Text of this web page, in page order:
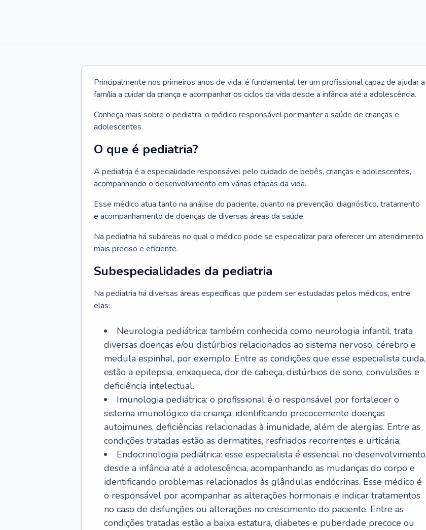
Principalmente nos primeiros anos de vida, é fundamental ter um profissional capaz de ajudar a
família a cuidar da criança e acompanhar os ciclos da vida desde a infância até a adolescência.
Conheça mais sobre o pediatra, o médico responsável por manter a saúde de crianças e
adolescentes.
O que é pediatria?
A pediatria é a especialidade responsável pelo cuidado de bebês, crianças e adolescentes,
acompanhando o desenvolvimento em várias etapas da vida.
Esse médico atua tanto na análise do paciente, quanto na prevenção, diagnóstico, tratamento
e acompanhamento de doenças de diversas áreas da saúde.
Na pediatria há subáreas no qual o médico pode se especializar para oferecer um atendimento
mais preciso e eficiente.
Subespecialidades da pediatria
Na pediatria há diversas áreas específicas que podem ser estudadas pelos médicos, entre
elas:
Neurologia pediátrica: também conhecida como neurologia infantil, trata
diversas doenças e/ou distúrbios relacionados ao sistema nervoso, cérebro e
medula espinhal, por exemplo. Entre as condições que esse especialista cuida,
estão a epilepsia, enxaqueca, dor de cabeça, distúrbios de sono, convulsões e
deficiência intelectual.
Imunologia pediátrica: o profissional é o responsável por fortalecer o
sistema imunológico da criança, identificando precocemente doenças
autoimunes, deficiências relacionadas à imunidade, além de alergias. Entre as
condições tratadas estão as dermatites, resfriados recorrentes e urticária;
Endocrinologia pediátrica: esse especialista é essencial no desenvolvimento
desde a infância até a adolescência, acompanhando as mudanças do corpo e
identificando problemas relacionados às glândulas endócrinas. Esse médico é
o responsável por acompanhar as alterações hormonais e indicar tratamentos
no caso de disfunções ou alterações no crescimento do paciente. Entre as
condições tratadas estão a baixa estatura, diabetes e puberdade precoce ou